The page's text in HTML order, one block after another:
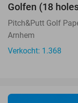
Golfen (18
Pitch&Putt Golf
Arnhem
Verkocht: 1.368